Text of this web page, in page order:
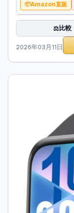
Amazon直販
⚖️比較
2026年03月11日